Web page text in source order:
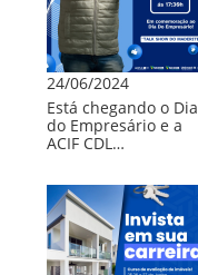
24/06/2024
Está chegando o Dia
do Empresário e a
ACIF CDL…